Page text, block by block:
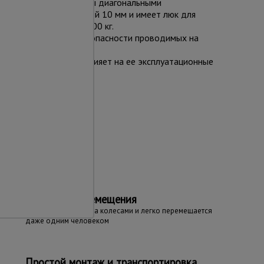
вышки снабжены диагональными
из фанеры толщиной 10 мм и имеет люк для
вес до 400 кг.
устойчивости и безопасности проводимых на
что никак не влияет на ее эксплуатационные
Простота перемещения
Вышка оборудована колесами и легко перемещается
даже одним человеком